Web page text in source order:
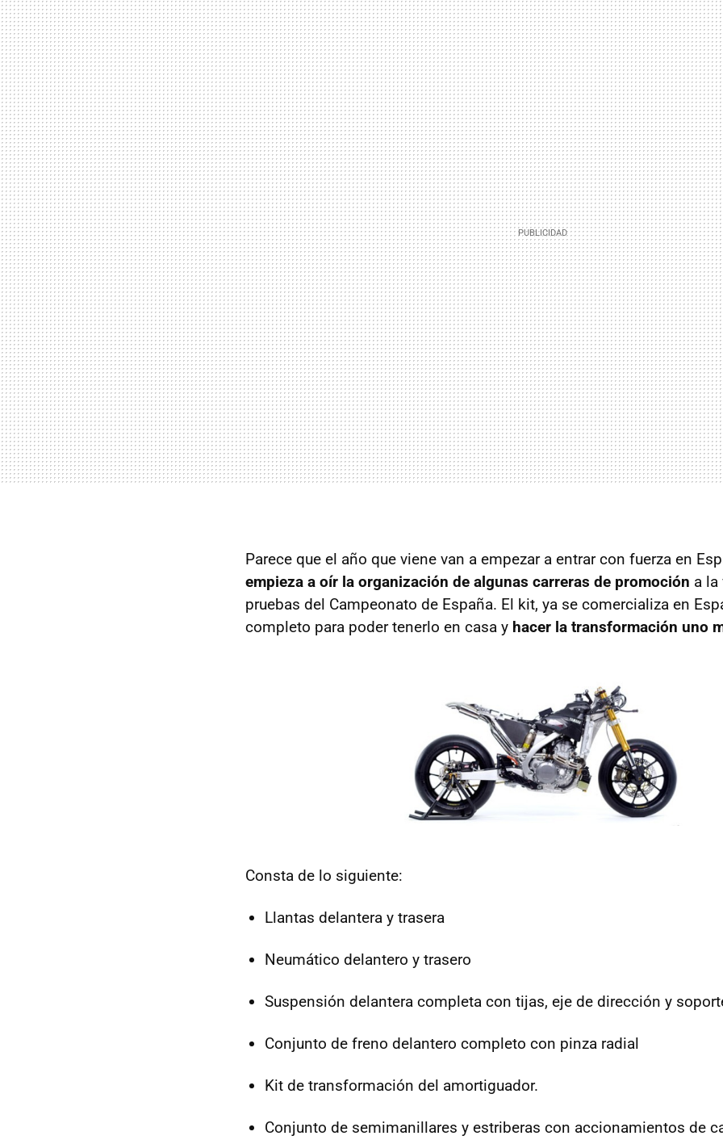
Parece que el año que viene van a empezar a entrar con fuerza en
empieza a oír la organización de algunas carreras de promoción a la
pruebas del Campeonato de España. El kit, ya se comercializa en
completo para poder tenerlo en casa y hacer la transformación uno
Consta de lo siguiente:
Llantas delantera y trasera
Neumático delantero y trasero
Suspensión delantera completa con tijas, eje de dirección y
Conjunto de freno delantero completo con pinza radial
Kit de transformación del amortiguador.
Conjunto de semimanillares y estriberas con accionamientos de